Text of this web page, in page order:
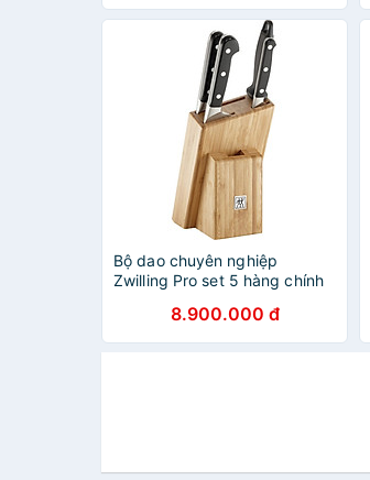
Bộ dao chuyên nghiệp
Zwilling Pro set 5 hàng chính
8.900.000 đ